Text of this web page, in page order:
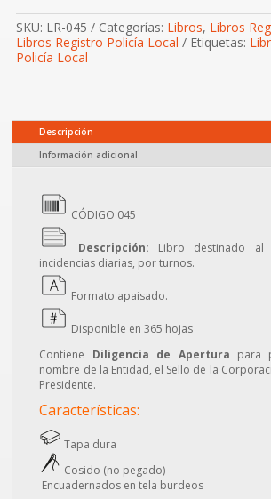
cantidad
SKU: LR-045 Categorías: Libros, Libros
Libros Registro Policía Local
Etiquetas:
Policía Local
Descripción
Información adicional
CÓDIGO 045
Descripción: Libro destinado
incidencias diarias, por turnos.
Formato apaisado.
Disponible en 365 hojas
Contiene Diligencia de Apertura para
nombre de la Entidad, el Sello de la
Presidente.
Características:
Tapa dura
Cosido (no pegado)
Encuadernados en tela burdeos